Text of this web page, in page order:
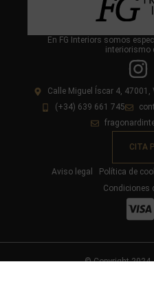
En FG Interiors somos
interiorismo
Calle Miguel Íscar 4, 47001,
(+34) 639 661 745
CITA
Aviso legal Política de
Condiciones
© Copyright